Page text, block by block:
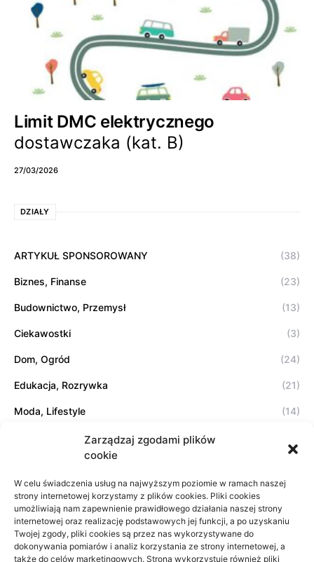
Zarządzaj zgodami plików
cookie
W celu świadczenia usług na najwyższym poziomie w ramach naszej
strony internetowej korzystamy z plików cookies. Pliki cookies
umożliwiają nam zapewnienie prawidłowego działania naszej strony
internetowej oraz realizację podstawowych jej funkcji, a po uzyskaniu
Twojej zgody, pliki cookies są przez nas wykorzystywane do
dokonywania pomiarów i analiz korzystania ze strony internetowej, a
także do celów marketingowych. Strona wykorzystuje również pliki
Limit DMC elektrycznego
dostawczaka (kat. B)
27/03/2026
DZIAŁY
ARTYKUŁ SPONSOROWANY (38)
Biznes, Finanse (23)
Budownictwo, Przemysł (13)
Ciekawostki (3)
Dom, Ogród (24)
Edukacja, Rozrywka (21)
Moda, Lifestyle (14)
Sport, Turystyka
Usługi (20)
Zdrowie, Medycyna